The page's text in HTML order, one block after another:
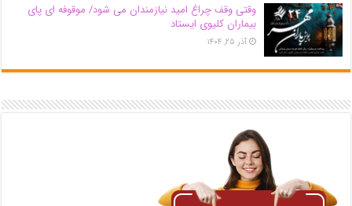
وقتی وقف چراغ امید نیازمندان می شود/ موقوفه ای پای
بیماران کلیوی ایستاد
آذر ۲۵, ۱۴۰۴